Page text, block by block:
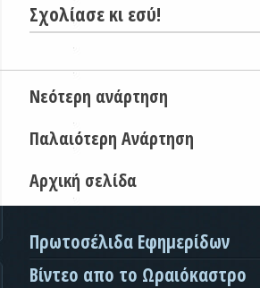
Σχολίασε κι εσύ!
Νεότερη ανάρτηση
Παλαιότερη Ανάρτηση
Αρχική σελίδα
Πρωτοσέλιδα Εφημερίδων
Βίντεο απο το Ωραιόκαστρο